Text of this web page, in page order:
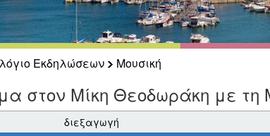
Εκδηλώσεων
Μουσική
στον Μίκη Θεοδωράκη με τη
διεξαγωγή